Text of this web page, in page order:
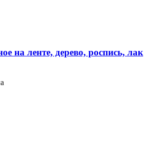
на ленте, дерево, роспись, лак